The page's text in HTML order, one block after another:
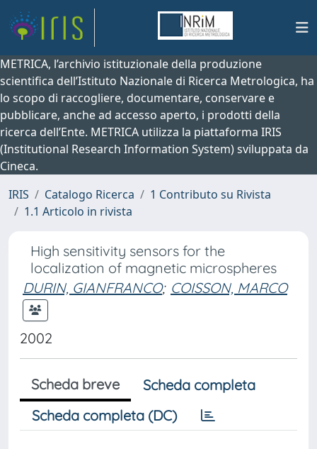
METRICA, l’archivio istituzionale della produzione
scientifica dell’Istituto Nazionale di Ricerca Metrologica, ha
lo scopo di raccogliere, documentare, conservare e
pubblicare, anche ad accesso aperto, i prodotti della
ricerca dell’Ente. METRICA utilizza la piattaforma IRIS
(Institutional Research Information System) sviluppata da
Cineca.
IRIS
Catalogo Ricerca
1 Contributo su Rivista
1.1 Articolo in rivista
High sensitivity sensors for the
localization of magnetic microspheres
DURIN, GIANFRANCO; COISSON, MARCO
2002
Scheda breve
Scheda completa
Scheda completa (DC)